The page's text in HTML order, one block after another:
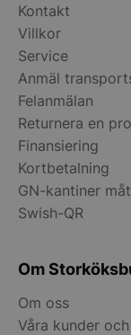
Kontakt
Villkor
Service
Anmäl
Felanmälan
Returnera en
Finansiering
Kortbetalning
GN-kantiner
Swish-QR
Om
Om oss
Våra kunder